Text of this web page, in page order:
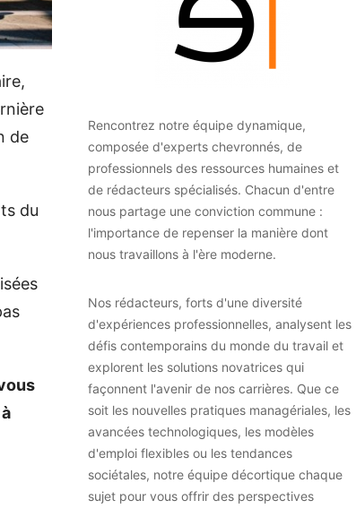
de
du
Rencontrez notre équipe dynamique,
composée d'experts chevronnés, de
professionnels des ressources humaines et
de rédacteurs spécialisés. Chacun d'entre
nous partage une conviction commune :
l'importance de repenser la manière dont
nous travaillons à l'ère moderne.
Nos rédacteurs, forts d'une diversité
d'expériences professionnelles, analysent les
défis contemporains du monde du travail et
explorent les solutions novatrices qui
façonnent l'avenir de nos carrières. Que ce
soit les nouvelles pratiques managériales, les
avancées technologiques, les modèles
d'emploi flexibles ou les tendances
sociétales, notre équipe décortique chaque
sujet pour vous offrir des perspectives